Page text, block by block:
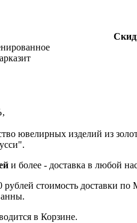
,
ювелирных изделий из
и более - доставка в любой
стоимость доставки по
в Корзине.